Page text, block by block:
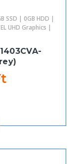
SSD | 0GB HDD |
UHD Graphics |